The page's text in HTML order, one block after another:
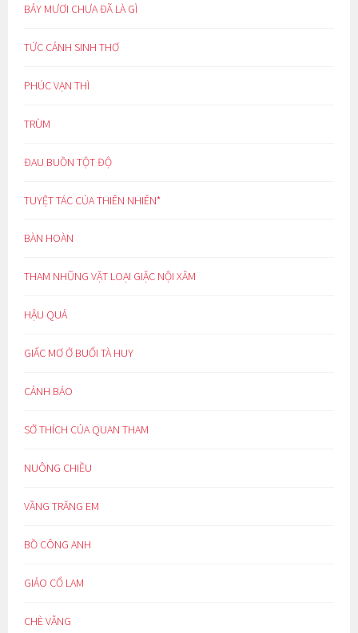
BẢY MƯƠI CHƯA ĐÃ LÀ GÌ
TỨC CẢNH SINH THƠ
PHÚC VẠN THÌ
TRÙM
ĐAU BUỒN TỘT ĐỘ
TUYỆT TÁC CỦA THIÊN NHIÊN*
BÀN HOÀN
THAM NHŨNG VẶT LOẠI GIẶC NỘI XÂM
HẬU QUẢ
GIẤC MƠ Ở BUỔI TÀ HUY
CẢNH BÁO
SỞ THÍCH CỦA QUAN THAM
NUÔNG CHIỀU
VẦNG TRĂNG EM
BỒ CÔNG ANH
GIẢO CỔ LAM
CHÈ VẰNG